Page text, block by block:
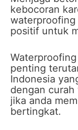
kebocoran
waterproofing
positif untuk
penting
Indonesia
dengan
jika anda
bertingkat.